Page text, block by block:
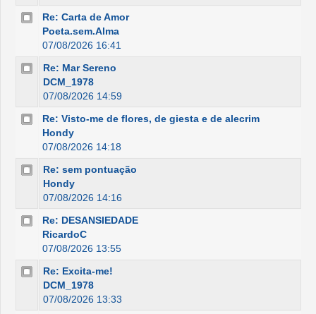
Re: Carta de Amor
Poeta.sem.Alma
07/08/2026 16:41
Re: Mar Sereno
DCM_1978
07/08/2026 14:59
Re: Visto-me de flores, de giesta e de alecrim
Hondy
07/08/2026 14:18
Re: sem pontuação
Hondy
07/08/2026 14:16
Re: DESANSIEDADE
RicardoC
07/08/2026 13:55
Re: Excita-me!
DCM_1978
07/08/2026 13:33